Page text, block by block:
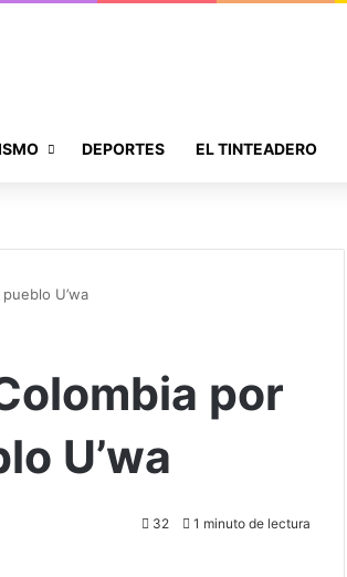
DEPORTES EL TINTEADERO
U’wa
por
U’wa
32 1 minuto de lectura